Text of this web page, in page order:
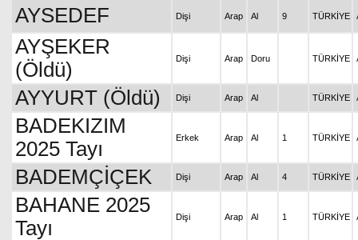
AYSEDEF Dişi Arap Al 9 TÜRKİYE
AYŞEKER
(Öldü)
Dişi Arap Doru TÜRKİYE
AYYURT (Öldü) Dişi Arap Al TÜRKİYE
BADEKIZIM
2025 Tayı
Erkek Arap Al 1 TÜRKİYE
BADEMÇİÇEK Dişi Arap Al 4 TÜRKİYE
BAHANE 2025
Tayı
Dişi Arap Al 1 TÜRKİYE